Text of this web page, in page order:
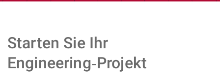
Starten Sie Ihr
Engineering‑Projekt